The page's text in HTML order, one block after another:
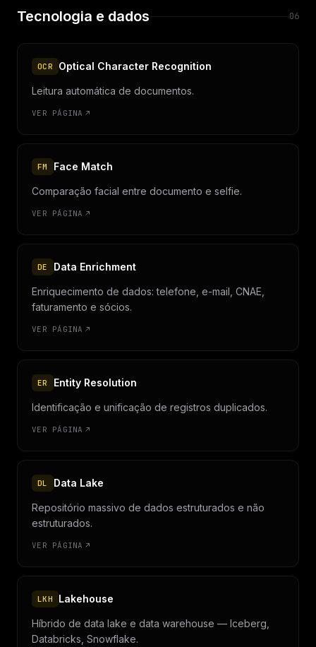
Tecnologia e dados 06
OCR Optical Character Recognition
Leitura automática de documentos.
VER PÁGINA
FM Face Match
Comparação facial entre documento e selfie.
VER PÁGINA
DE Data Enrichment
Enriquecimento de dados: telefone, e-mail, CNAE,
faturamento e sócios.
VER PÁGINA
ER Entity Resolution
Identificação e unificação de registros duplicados.
VER PÁGINA
DL Data Lake
Repositório massivo de dados estruturados e não
estruturados.
VER PÁGINA
LKH Lakehouse
Híbrido de data lake e data warehouse — Iceberg,
Databricks, Snowflake.